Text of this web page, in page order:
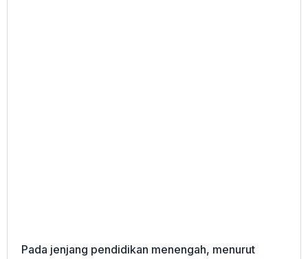
Pada jenjang pendidikan menengah, menurut